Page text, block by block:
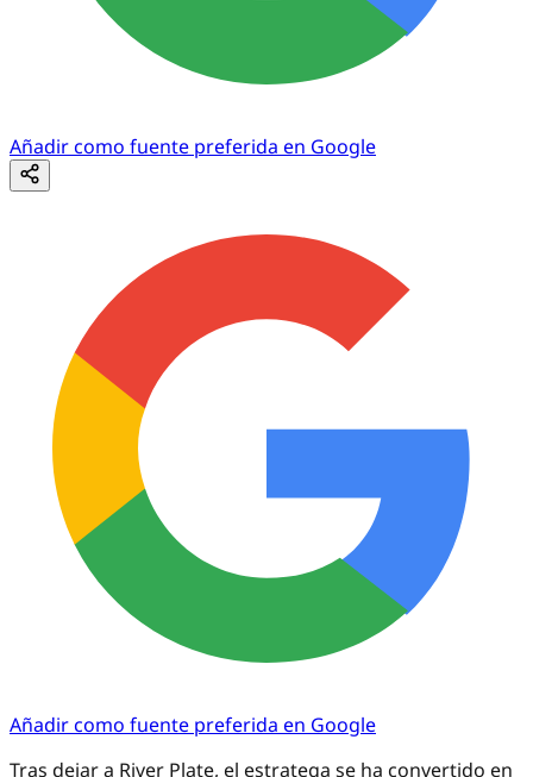
Añadir como fuente preferida en Google
Añadir como fuente preferida en Google
Tras dejar a River Plate, el estratega se ha convertido en